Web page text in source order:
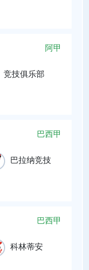
阿甲
竞技俱乐部
巴西甲
巴拉纳竞技
巴西甲
科林蒂安